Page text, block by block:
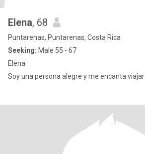
Elena, 68
Puntarenas, Puntarenas, Costa Rica
Seeking: Male 55 - 67
Elena
Soy una persona alegre y me encanta viajar